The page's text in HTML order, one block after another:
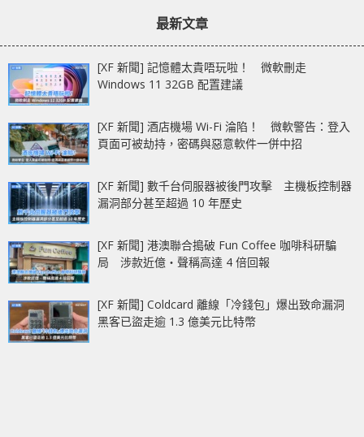
最新文章
[XF 新聞] 記憶體太貴唔玩啦！ 微軟刪走
Windows 11 32GB 配置建議
[XF 新聞] 酒店機場 Wi-Fi 淪陷！ 微軟警告：登入
頁面可被劫持，密碼與惡意軟件一併中招
[XF 新聞] 數千台伺服器被後門攻擊 主機板控制器
漏洞部分甚至超過 10 年歷史
[XF 新聞] 港澳聯合搗破 Fun Coffee 咖啡科研騙
局 涉款近億‧聲稱高達 4 倍回報
[XF 新聞] Coldcard 離線「冷錢包」爆出致命漏洞
黑客已盜走逾 1.3 億美元比特幣